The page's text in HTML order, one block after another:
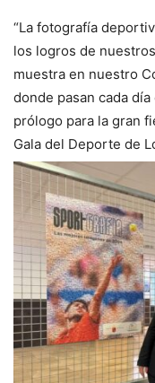
“La fotografía
los logros de
muestra en nuestro
donde pasan cada
prólogo para la gran
Gala del Deporte de